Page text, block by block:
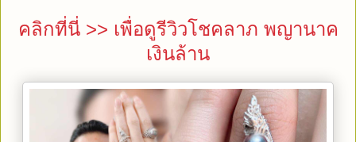
คลิกที่นี่ >> เพื่อดูรีวิวโชคลาภ พญานาค
เงินล้าน